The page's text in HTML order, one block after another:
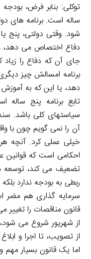
توکلی: بنابر فرض،
ساله است. برنامه های
شود. وقتی دولتی، پنج
دفاع اختصاص می دهد،
جای آن که دفاع را زیاد
دهد، یا این که به
تابع برنامه پنج ساله
سیاستهای کلی باشد.
آن را نمی گویم چون با
خیلی عملی کرد. آنچه
احکامی است که قوانین
تضعیف می کند، توسعه
ربطی به بودجه ندارد
سرمایه گذاری هم مضر
قانون مناقصات را تغییر
از شهریور شروع می
از تصویب، تا اجرا و
اما یک قانون بسیار مهم